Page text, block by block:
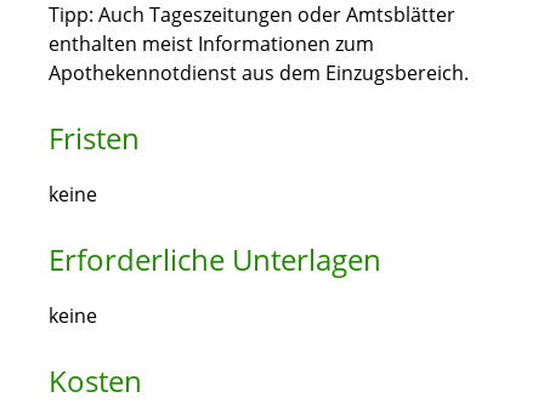
Tipp: Auch Tageszeitungen oder Amtsblätter
enthalten meist Informationen zum
Apothekennotdienst aus dem Einzugsbereich.
Fristen
keine
Erforderliche Unterlagen
keine
Kosten